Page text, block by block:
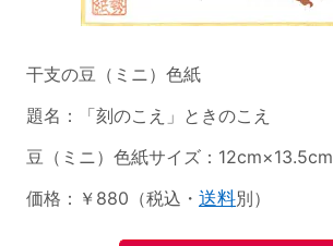
干支の豆（ミニ）色紙
題名：「刻のこえ」ときのこえ
豆（ミニ）色紙サイズ：12cm×13.5cm
価格：￥880（税込・ 送料別）